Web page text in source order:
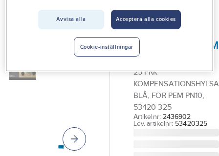
Vanliga frågor
PRK
PRK 420,
stödhylsa för PEM
PN10/12
25 PRK
KOMPENSATIONSHYLSA
BLÅ, FÖR PEM PN10,
53420-325
Artikelnr: 2436902
Lev. artikelnr: 53420325
Avvisa alla Acceptera alla cookies
Cookie-inställningar